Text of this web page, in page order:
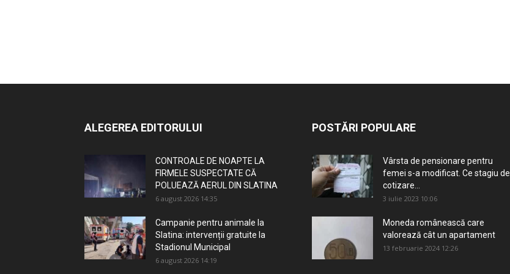
ALEGEREA EDITORULUI
CONTROALE DE NOAPTE LA
FIRMELE SUSPECTATE CĂ
POLUEAZĂ AERUL DIN SLATINA
6 august 2026 14:35
Campanie pentru animale la
Slatina: intervenții gratuite la
Stadionul Municipal
6 august 2026 14:19
POSTĂRI POPULARE
Vârsta de pensionare pentru
femei s-a modificat. Ce stagiu de
cotizare...
3 iulie 2023 10:06
Moneda românească care
valorează cât un apartament
13 februarie 2024 12:26